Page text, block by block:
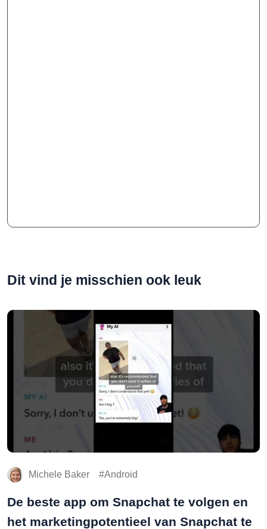
Dit vind je misschien ook leuk
Michele Baker Android
De beste app om Snapchat te volgen en
het marketingpotentieel van Snapchat te